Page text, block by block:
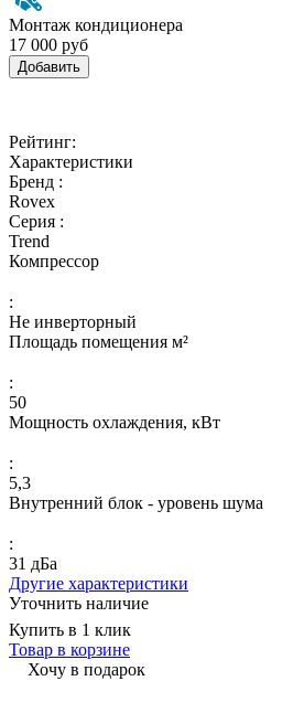
Монтаж кондиционера
17 000 руб
Добавить
Рейтинг:
Характеристики
Бренд :
Rovex
Серия :
Trend
Компрессор
:
Не инверторный
Площадь помещения м²
:
50
Мощность охлаждения, кВт
:
5,3
Внутренний блок - уровень шума
:
31 дБа
Другие характеристики
Уточнить наличие
Купить в 1 клик
Товар в корзине
Хочу в подарок